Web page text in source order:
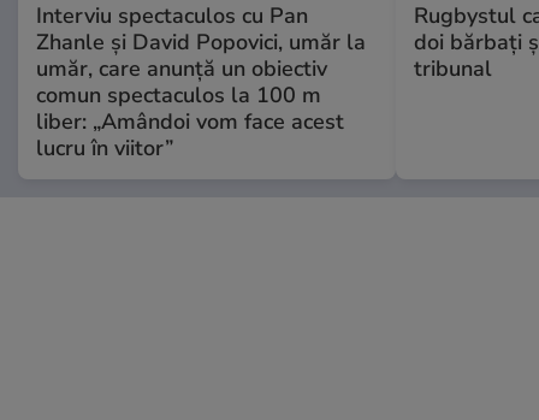
Interviu spectaculos cu Pan
Zhanle și David Popovici, umăr la
umăr, care anunță un obiectiv
comun spectaculos la 100 m
liber: „Amândoi vom face acest
lucru în viitor”
Rugbystul
doi bărbați
tribunal